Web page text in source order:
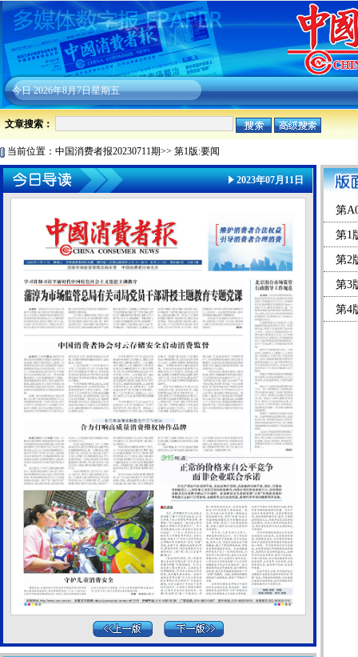
今日2026年8月7日星期五
文章搜索：
当前位置： 中国消费者报20230711期>> 第1版:要闻
2023年07月11日
第
第1
第2
第3
第4